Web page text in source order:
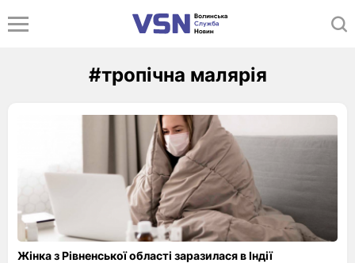
#тропічна малярія
Жінка з Рівненської області заразилася в Індії